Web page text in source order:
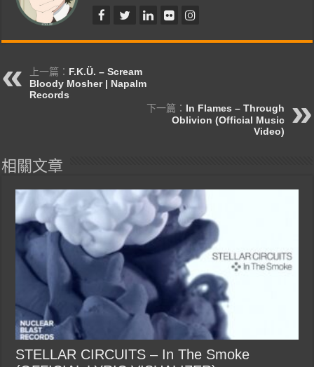
上一篇： F.K.Ü. – Scream
Bloody Mosher | Napalm
Records
下一篇： In Flames – Through
Oblivion (Official Music
Video)
相關文章
STELLAR CIRCUITS – In The Smoke